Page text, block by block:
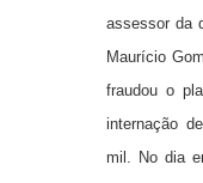
assessor da
Maurício
fraudou o
internação
mil. No dia